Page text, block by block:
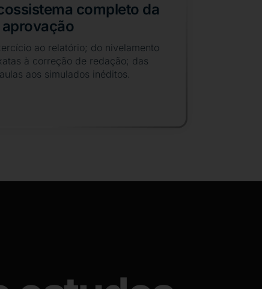
completo da
aprovação
ao relatório; do nivelamento
à correção de redação; das
aos simulados inéditos.